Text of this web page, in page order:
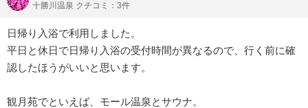
十勝川温泉 クチコミ：3件
日帰り入浴で利用しました。
平日と休日で日帰り入浴の受付時間が異なるので、行く前に確
認したほうがいいと思います。
観月苑でといえば、モール温泉とサウナ。